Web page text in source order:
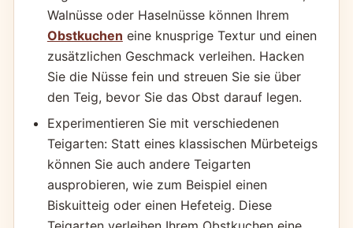
Walnüsse oder Haselnüsse können Ihrem
Obstkuchen eine knusprige Textur und einen
zusätzlichen Geschmack verleihen. Hacken
Sie die Nüsse fein und streuen Sie sie über
den Teig, bevor Sie das Obst darauf legen.
Experimentieren Sie mit verschiedenen
Teigarten: Statt eines klassischen Mürbeteigs
können Sie auch andere Teigarten
ausprobieren, wie zum Beispiel einen
Biskuitteig oder einen Hefeteig. Diese